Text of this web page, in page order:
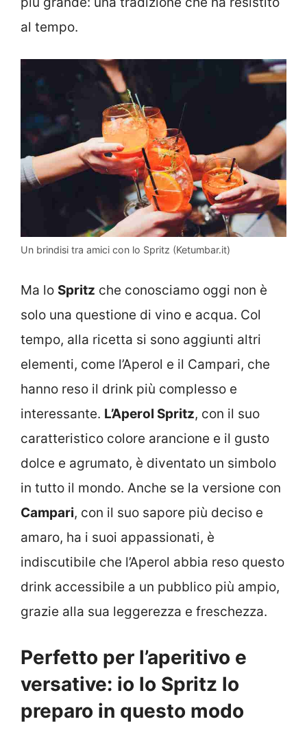
al tempo.
Un brindisi tra amici con lo Spritz (Ketumbar.it)
Ma lo Spritz che conosciamo oggi non è
solo una questione di vino e acqua. Col
tempo, alla ricetta si sono aggiunti altri
elementi, come l’Aperol e il Campari, che
hanno reso il drink più complesso e
interessante. L’Aperol Spritz, con il suo
caratteristico colore arancione e il gusto
dolce e agrumato, è diventato un simbolo
in tutto il mondo. Anche se la versione con
Campari, con il suo sapore più deciso e
amaro, ha i suoi appassionati, è
indiscutibile che l’Aperol abbia reso questo
drink accessibile a un pubblico più ampio,
grazie alla sua leggerezza e freschezza.
Perfetto per l’aperitivo e
versative: io lo Spritz lo
preparo in questo modo